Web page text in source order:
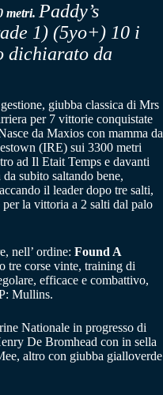
metri. Paddy’s
1) (5yo+) 10 i
dichiarato da
giubba classica di Mrs
per 7 vittorie conquistate
da Maxios con mamma da
(IRE) sui 3300 metri
ad Il Etait Temps e davanti
subito saltando bene,
il leader dopo tre salti,
la vittoria a 2 salti dal palo
nell’ ordine: Found A
tre corse vinte, training di
efficace e combattivo,
Mullins.
Nationale in progresso di
De Bromhead con in sella
altro con giubba gialloverde